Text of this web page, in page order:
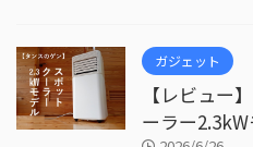
ガジェット
【レビュー
ーラー